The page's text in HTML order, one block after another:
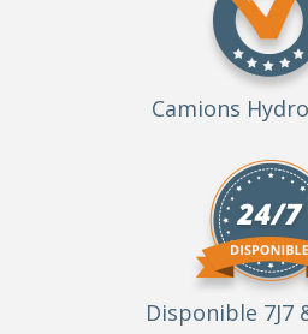
Camions
Disponible 7J7